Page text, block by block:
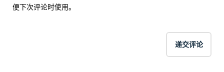
便下次评论时使用。
递交评论